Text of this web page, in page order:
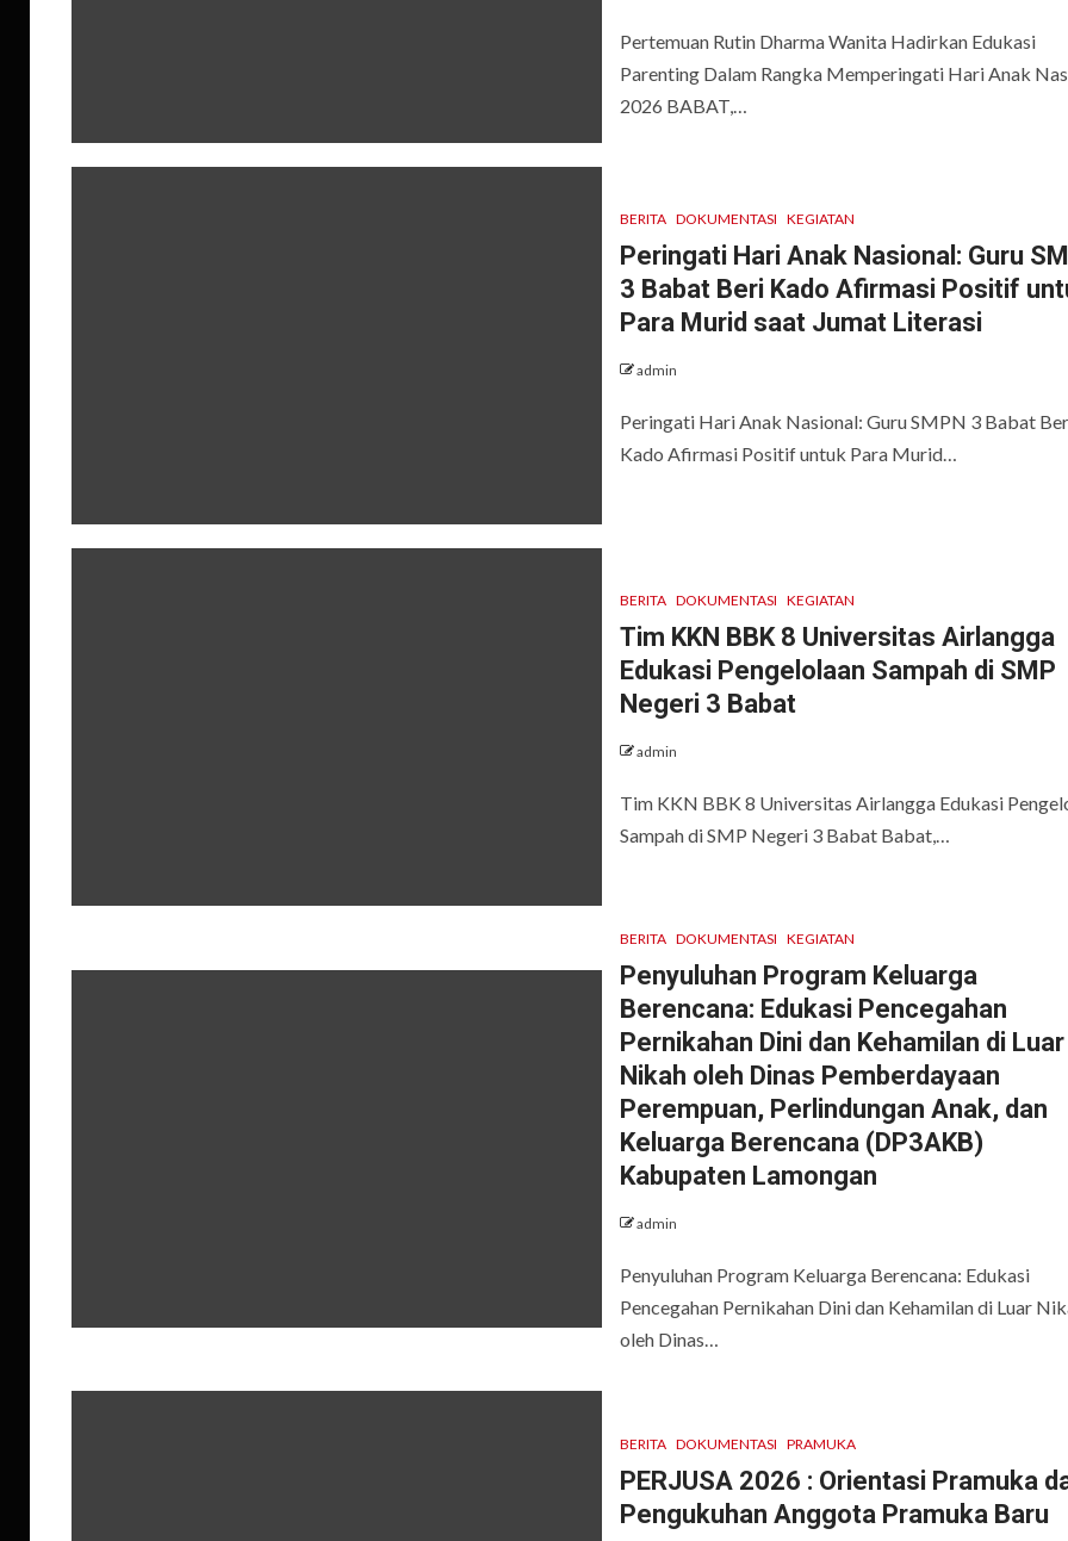
Pertemuan Rutin Dharma Wanita Hadirkan Edukasi
Parenting Dalam Rangka Memperingati Hari Anak
2026 BABAT,…
BERITA DOKUMENTASI KEGIATAN
Peringati Hari Anak Nasional: Guru
3 Babat Beri Kado Afirmasi Positif
Para Murid saat Jumat Literasi
admin
Peringati Hari Anak Nasional: Guru SMPN 3 Babat
Kado Afirmasi Positif untuk Para Murid…
BERITA DOKUMENTASI KEGIATAN
Tim KKN BBK 8 Universitas Airlangga
Edukasi Pengelolaan Sampah di SMP
Negeri 3 Babat
admin
Tim KKN BBK 8 Universitas Airlangga Edukasi
Sampah di SMP Negeri 3 Babat Babat,…
BERITA DOKUMENTASI KEGIATAN
Penyuluhan Program Keluarga
Berencana: Edukasi Pencegahan
Pernikahan Dini dan Kehamilan di Luar
Nikah oleh Dinas Pemberdayaan
Perempuan, Perlindungan Anak, dan
Keluarga Berencana (DP3AKB)
Kabupaten Lamongan
admin
Penyuluhan Program Keluarga Berencana: Edukasi
Pencegahan Pernikahan Dini dan Kehamilan di Luar
oleh Dinas…
BERITA DOKUMENTASI PRAMUKA
PERJUSA 2026 : Orientasi Pramuka
Pengukuhan Anggota Pramuka Baru